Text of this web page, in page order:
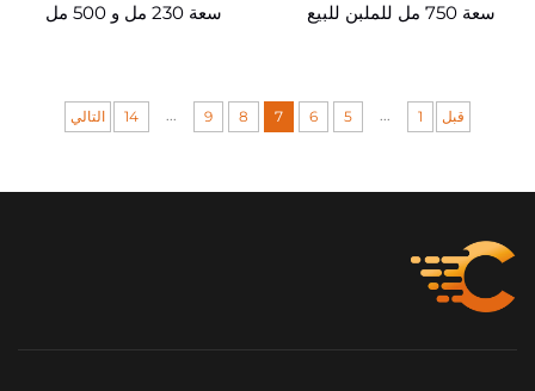
سعة 750 مل للملبن للبيع
سعة 230 مل و 500 مل
قبل 1
5
6
7
8
9
14 التالي